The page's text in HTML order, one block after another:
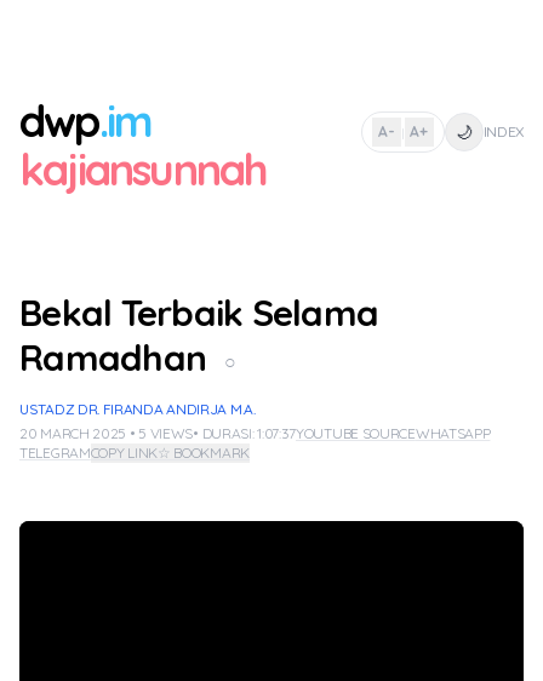
dwp.im
kajiansunnah
A- | A+ 🌙 INDEX
Bekal Terbaik Selama
Ramadhan
○
USTADZ DR. FIRANDA ANDIRJA M.A.
20 MARCH 2025 • 5 VIEWS• DURASI: 1:07:37YOUTUBE SOURCEWHATSAPP
TELEGRAMCOPY LINK☆ BOOKMARK